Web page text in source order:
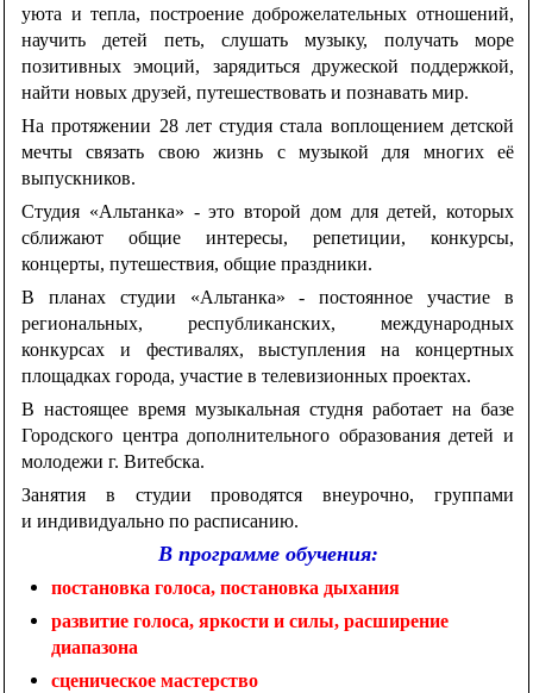
уюта и тепла, построение доброжелательных отношений,
научить детей петь, слушать музыку, получать море
позитивных эмоций, зарядиться дружеской поддержкой,
найти новых друзей, путешествовать и познавать мир.
На протяжении 28 лет студия стала воплощением детской
мечты связать свою жизнь с музыкой для многих её
выпускников.
Студия «Альтанка» - это второй дом для детей, которых
сближают общие интересы, репетиции, конкурсы,
концерты, путешествия, общие праздники.
В планах студии «Альтанка» - постоянное участие в
региональных, республиканских, международных
конкурсах и фестивалях, выступления на концертных
площадках города, участие в телевизионных проектах.
В настоящее время музыкальная студня работает на базе
Городского центра дополнительного образования детей и
молодежи г. Витебска.
Занятия в студии проводятся внеурочно, группами
и индивидуально по расписанию.
В программе обучения:
постановка голоса, постановка дыхания
развитие голоса, яркости и силы, расширение
диапазона
сценическое мастерство